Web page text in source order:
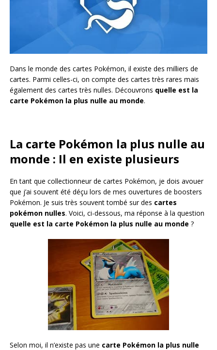
Dans le monde des cartes Pokémon, il existe des milliers de
cartes. Parmi celles-ci, on compte des cartes très rares mais
également des cartes très nulles. Découvrons quelle est la
carte Pokémon la plus nulle au monde.
La carte Pokémon la plus nulle au
monde : Il en existe plusieurs
En tant que collectionneur de cartes Pokémon, je dois avouer
que j’ai souvent été déçu lors de mes ouvertures de boosters
Pokémon. Je suis très souvent tombé sur des cartes
pokémon nulles. Voici, ci-dessous, ma réponse à la question
quelle est la carte Pokémon la plus nulle au monde ?
Selon moi, il n’existe pas une carte Pokémon la plus nulle